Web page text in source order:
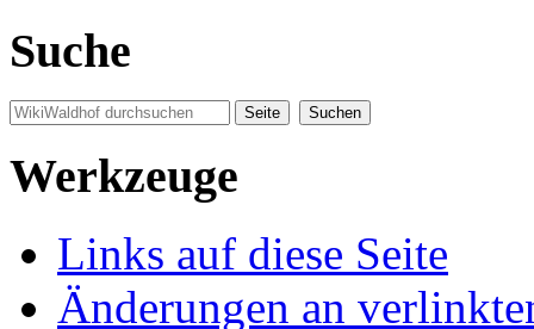
Suche
Werkzeuge
Links auf diese Seite
Änderungen an